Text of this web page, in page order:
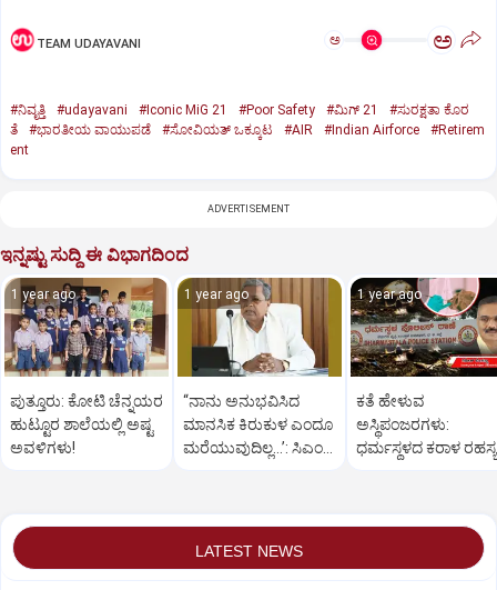
TEAM UDAYAVANI ಅ ಅ
#ನಿವೃತ್ತಿ #udayavani #Iconic MiG 21 #Poor Safety #ಮಿಗ್‌ 21
#ಸುರಕ್ಷತಾ ಕೊರ
ತೆ
#ಭಾರತೀಯ ವಾಯುಪಡೆ #ಸೋವಿಯತ್‌ ಒಕ್ಕೂಟ #AIR #Indian Airforce
#Retirem
ent
ADVERTISEMENT
ಇನ್ನಷ್ಟು ಸುದ್ದಿ ಈ ವಿಭಾಗದಿಂದ
1 year ago
ಪುತ್ತೂರು: ಕೋಟಿ ಚೆನ್ನಯರ
ಹುಟ್ಟೂರ ಶಾಲೆಯಲ್ಲಿ ಅಷ್ಟ
ಅವಳಿಗಳು!
1 year ago
“ನಾನು ಅನುಭವಿಸಿದ
ಮಾನಸಿಕ ಕಿರುಕುಳ ಎಂದೂ
ಮರೆಯುವುದಿಲ್ಲ…’: ಸಿಎಂ
1 year ago
ಕತೆ ಹೇಳುವ
ಅಸ್ಥಿಪಂಜರಗಳು:
ಧರ್ಮಸ್ಥಳದ‌ ಕರಾಳ ರಹಸ್ಯ
LATEST NEWS